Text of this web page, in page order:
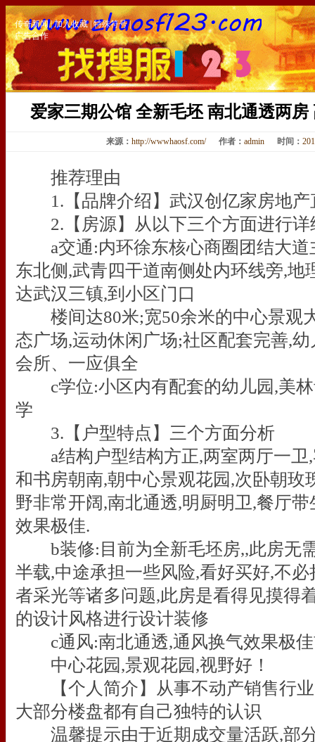
传奇新闻|加入收藏|特殊符号|
广告合作
爱家三期公馆 全新毛坯 南北通透两
来源： http://wwwhaosf.com/ 作者： admin 时间：
推荐理由
1.【品牌介绍】武汉创亿家房地产
2.【房源】从以下三个方面进行详
a交通:内环徐东核心商圈团结大道
东北侧,武青四干道南侧处内环线旁,地
达武汉三镇,到小区门口
楼间达80米;宽50余米的中心景观
态广场,运动休闲广场;社区配套完善,
会所、一应俱全
c学位:小区内有配套的幼儿园,美林
学
3.【户型特点】三个方面分析
a结构户型结构方正,两室两厅一卫,
和书房朝南,朝中心景观花园,次卧朝玫
野非常开阔,南北通透,明厨明卫,餐厅
效果极佳.
b装修:目前为全新毛坯房,,此房无
半载,中途承担一些风险,看好买好,不
者采光等诸多问题,此房是看得见摸得
的设计风格进行设计装修
c通风:南北通透,通风换气效果极佳
中心花园,景观花园,视野好！
【个人简介】从事不动产销售行业
大部分楼盘都有自己独特的认识
温馨提示由于近期成交量活跃,部